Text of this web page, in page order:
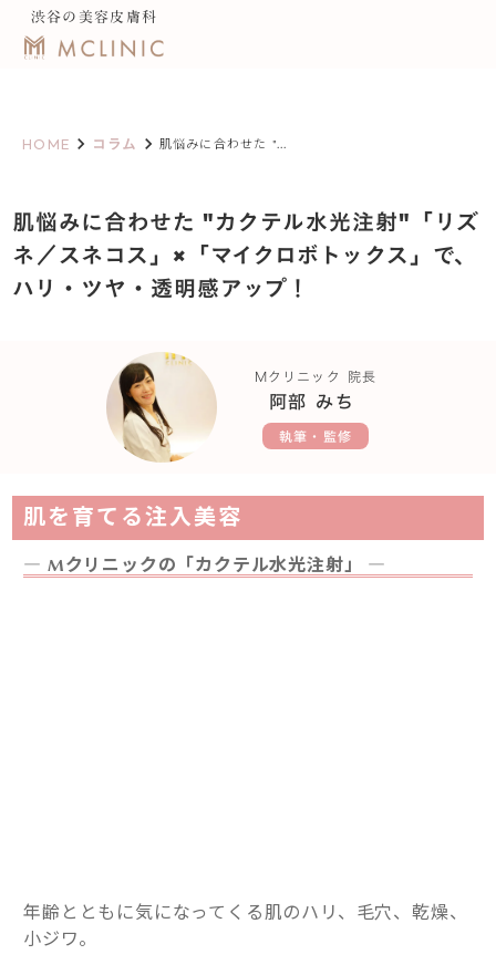
HOME keyboard_arrow_right コラム keyboard_arrow_right肌悩みに合わせた "...
肌悩みに合わせた "カクテル水光注射"「リズ
ネ／スネコス」×「マイクロボトックス」で、
ハリ・ツヤ・透明感アップ！
Mクリニック 院長
阿部 みち
執筆・監修
肌を育てる注入美容
― Mクリニックの「カクテル水光注射」 ―
年齢とともに気になってくる肌のハリ、毛穴、乾燥、
小ジワ。
渋谷の美容皮膚科